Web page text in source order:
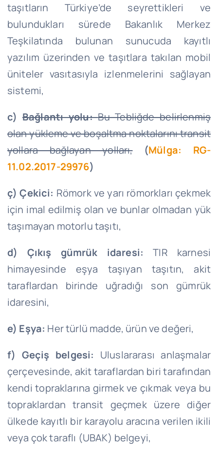
taşıtların Türkiye’de seyrettikleri ve
bulundukları sürede Bakanlık Merkez
Teşkilatında bulunan sunucuda kayıtlı
yazılım üzerinden ve taşıtlara takılan mobil
üniteler vasıtasıyla izlenmelerini sağlayan
sistemi,
c) Bağlantı yolu:Bu Tebliğde belirlenmiş
olan yükleme ve boşaltma noktalarını transit
yollara bağlayan yolları,
(Mülga: RG-
11.02.2017-29976)
ç) Çekici: Römork ve yarı römorkları çekmek
için imal edilmiş olan ve bunlar olmadan yük
taşımayan motorlu taşıtı,
d) Çıkış gümrük idaresi:TIR karnesi
himayesinde eşya taşıyan taşıtın, akit
taraflardan birinde uğradığı son gümrük
idaresini,
e) Eşya: Her türlü madde, ürün ve değeri,
f) Geçiş belgesi: Uluslararası anlaşmalar
çerçevesinde, akit taraflardan biri tarafından
kendi topraklarına girmek ve çıkmak veya bu
topraklardan transit geçmek üzere diğer
ülkede kayıtlı bir karayolu aracına verilen ikili
veya çok taraflı (UBAK) belgeyi,